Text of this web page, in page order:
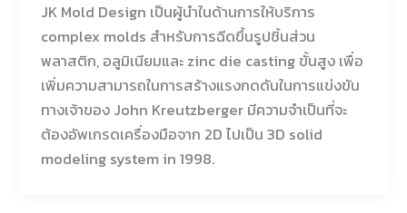
JK Mold Design เป็นผู้นำในด้านการให้บริการ
complex molds สำหรับการฉีดขึ้นรูปชิ้นส่วน
พลาสติก, อลูมิเนียมและ zinc die casting ขั้นสูง เพื่อ
เพิ่มความสามารถในการสร้างแรงกดดันในการแข่งขัน
ทางเจ้าของ John Kreutzberger มีความจำเป็นที่จะ
ต้องอัพเกรดเครื่องมือจาก 2D ไปเป็น 3D solid
modeling system in 1998.